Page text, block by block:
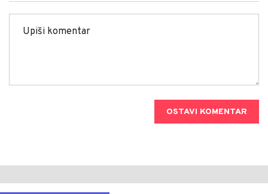
OSTAVI KOMENTAR